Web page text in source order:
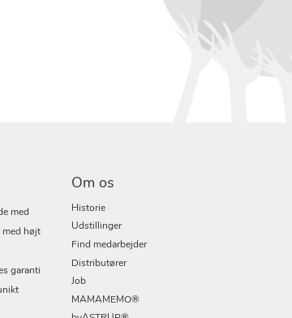
med
med højt
garanti
Om os
Historie
Udstillinger
Find medarbejder
Distributører
Job
MAMAMEMO®